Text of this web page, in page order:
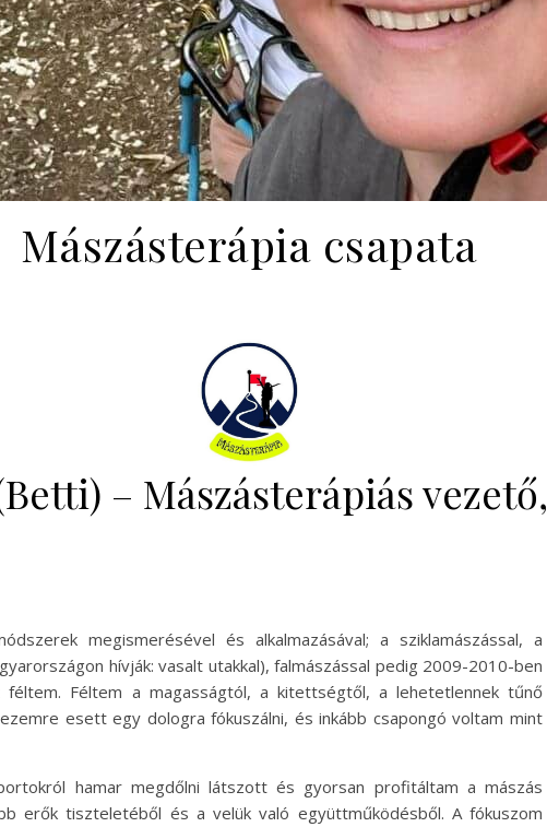
Mászásterápia csapata
– Mászásterápiás vezető,
megismerésével és alkalmazásával; a sziklamászással, a
hívják: vasalt utakkal), falmászással pedig 2009-2010-ben
Féltem a magasságtól, a kitettségtől, a lehetetlennek tűnő
esett egy dologra fókuszálni, és inkább csapongó voltam mint
hamar megdőlni látszott és gyorsan profitáltam a mászás
erők tiszteletéből és a velük való együttműködésből. A fókuszom